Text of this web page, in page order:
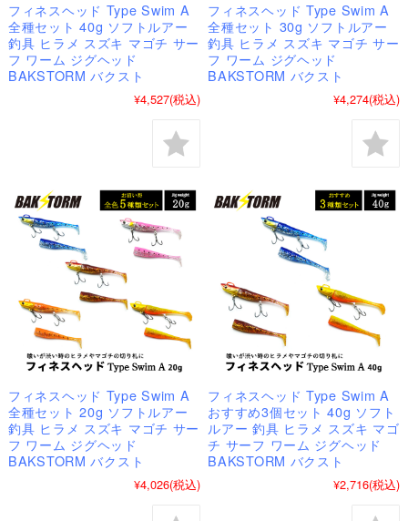
フィネスヘッド Type Swim A
全種セット 40g ソフトルアー
釣具 ヒラメ スズキ マゴチ サー
フ ワーム ジグヘッド
BAKSTORM バクスト
¥4,527(税込)
フィネスヘッド Type Swim A
全種セット 30g ソフトルアー
釣具 ヒラメ スズキ マゴチ サー
フ ワーム ジグヘッド
BAKSTORM バクスト
¥4,274(税込)
フィネスヘッド Type Swim A
全種セット 20g ソフトルアー
釣具 ヒラメ スズキ マゴチ サー
フ ワーム ジグヘッド
BAKSTORM バクスト
¥4,026(税込)
フィネスヘッド Type Swim A
おすすめ3個セット 40g ソフト
ルアー 釣具 ヒラメ スズキ マゴ
チ サーフ ワーム ジグヘッド
BAKSTORM バクスト
¥2,716(税込)